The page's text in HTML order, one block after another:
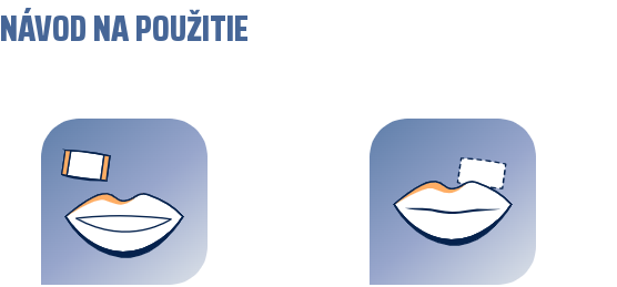
NÁVOD NA POUŽITIE